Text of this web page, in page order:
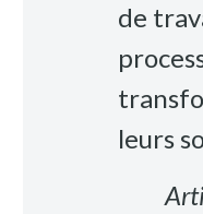
de
leurs